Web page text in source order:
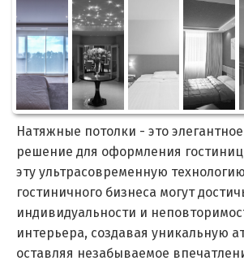
Натяжные потолки - это
решение для оформления
эту ультрасовременную
гостиничного бизнеса могут
индивидуальности и
интерьера, создавая уникальную
оставляя незабываемое